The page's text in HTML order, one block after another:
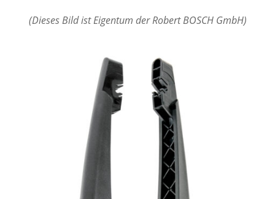
(Dieses Bild ist Eigentum der Robert BOSCH GmbH)